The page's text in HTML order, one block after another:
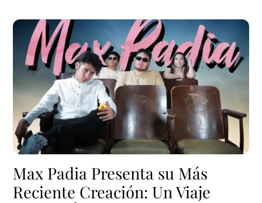
Max Padia Presenta su Más
Reciente Creación: Un Viaje